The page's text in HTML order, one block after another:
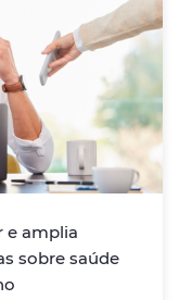
e amplia
sobre saúde
e amplia
sobre
a incluir
ocupacionais